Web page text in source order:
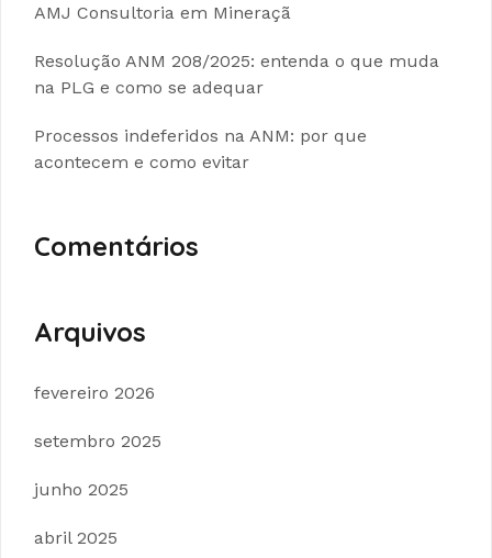
AMJ Consultoria em Mineraçã
Resolução ANM 208/2025: entenda o que muda
na PLG e como se adequar
Processos indeferidos na ANM: por que
acontecem e como evitar
Comentários
Arquivos
fevereiro 2026
setembro 2025
junho 2025
abril 2025